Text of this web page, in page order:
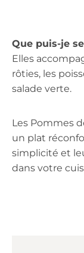
Que puis-je
Elles
rôties, les
salade verte.
Les Pommes
un plat
simplicité et
dans votre